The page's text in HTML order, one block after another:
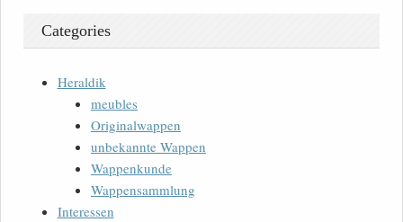
Categories
Heraldik
meubles
Originalwappen
unbekannte Wappen
Wappenkunde
Wappensammlung
Interessen